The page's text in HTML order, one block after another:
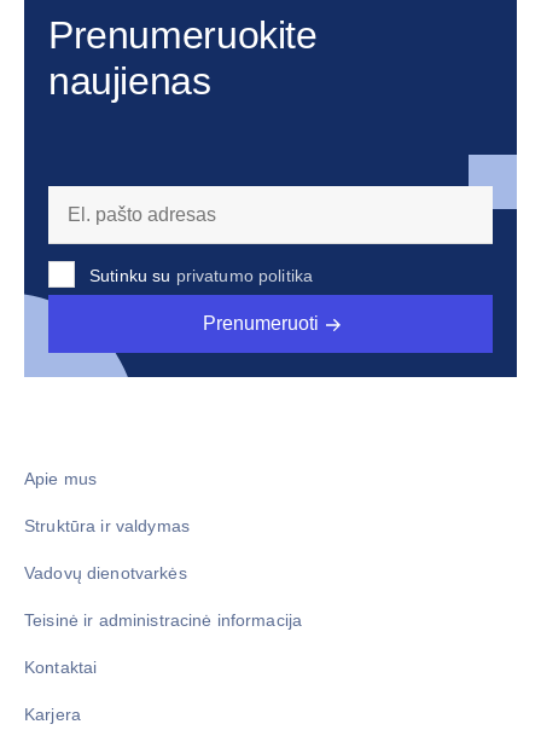
Prenumeruokite
naujienas
Sutinku su privatumo politika
Prenumeruoti
Apie mus
Struktūra ir valdymas
Vadovų dienotvarkės
Teisinė ir administracinė informacija
Kontaktai
Karjera